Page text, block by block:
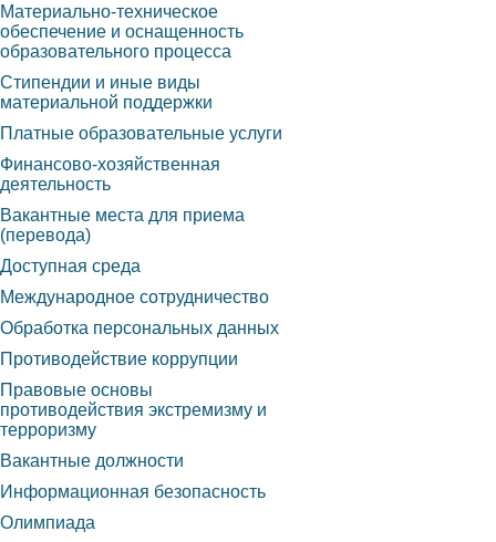
Материально-техническое
обеспечение и оснащенность
образовательного процесса
Стипендии и иные виды
материальной поддержки
Платные образовательные услуги
Финансово-хозяйственная
деятельность
Вакантные места для приема
(перевода)
Доступная среда
Международное сотрудничество
Обработка персональных данных
Противодействие коррупции
Правовые основы
противодействия экстремизму и
терроризму
Вакантные должности
Информационная безопасность
Олимпиада